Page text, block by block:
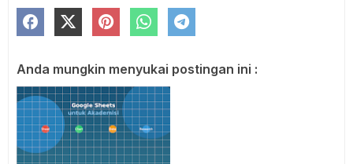
Anda mungkin menyukai postingan ini :